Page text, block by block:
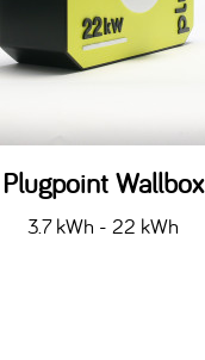
Plugpoint Wallbox
3.7 kWh - 22 kWh